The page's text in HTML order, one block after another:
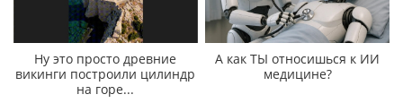
Ну это просто древние
викинги построили цилиндр
на горе...
А как ТЫ относишься к ИИ
медицине?